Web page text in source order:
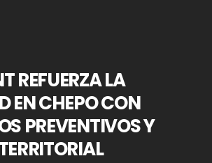
REFUERZA LA
EN CHEPO CON
PREVENTIVOS Y